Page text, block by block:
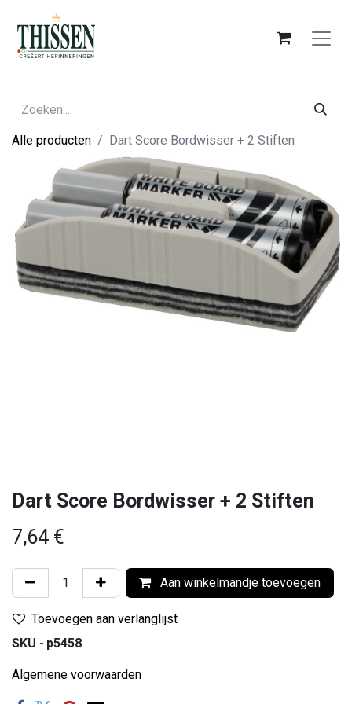
Alle producten Dart Score Bordwisser + 2 Stiften
Dart Score Bordwisser + 2 Stiften
7,64 €
Aan winkelmandje toevoegen
Toevoegen aan verlanglijst
SKU - p5458
Algemene voorwaarden